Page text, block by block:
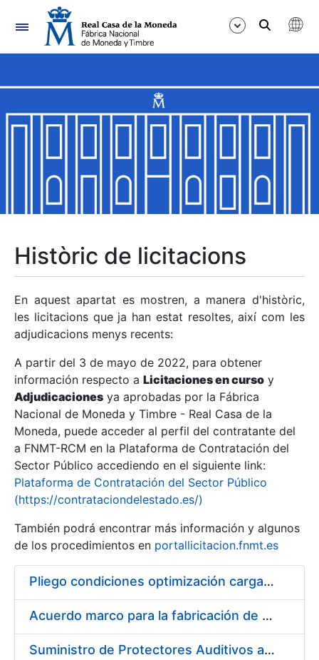
Navegació
Mostra/Amaga
Mostra/Amaga
Mostra/Amaga
Mostra/Amaga
Mostra/Amaga
Mostra/Amaga
Històric de licitacions
En aquest apartat es mostren, a manera d'històric,
les licitacions que ja han estat resoltes, així com les
adjudicacions menys recents:
A partir del 3 de mayo de 2022, para obtener
información respecto a Licitaciones en curso y
Adjudicaciones ya aprobadas por la Fábrica
Nacional de Moneda y Timbre - Real Casa de la
Moneda, puede acceder al perfil del contratante del
a FNMT-RCM en la Plataforma de Contratación del
Sector Público accediendo en el siguiente link:
Plataforma de Contratación del Sector Público
(https://contrataciondelestado.es/)
También podrá encontrar más información y algunos
de los procedimientos en portallicitacion.fnmt.es
Pliego condiciones optimización cargas compras firmado
Acuerdo marco para la fabricación de piezas
Suministro de Protectores Auditivos a medida para las personas trabajadoras de los Centros de Trabajo de Madrid y Burgos